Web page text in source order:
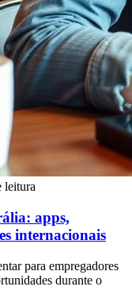
leitura
apps,
internacionais
para empregadores
durante o